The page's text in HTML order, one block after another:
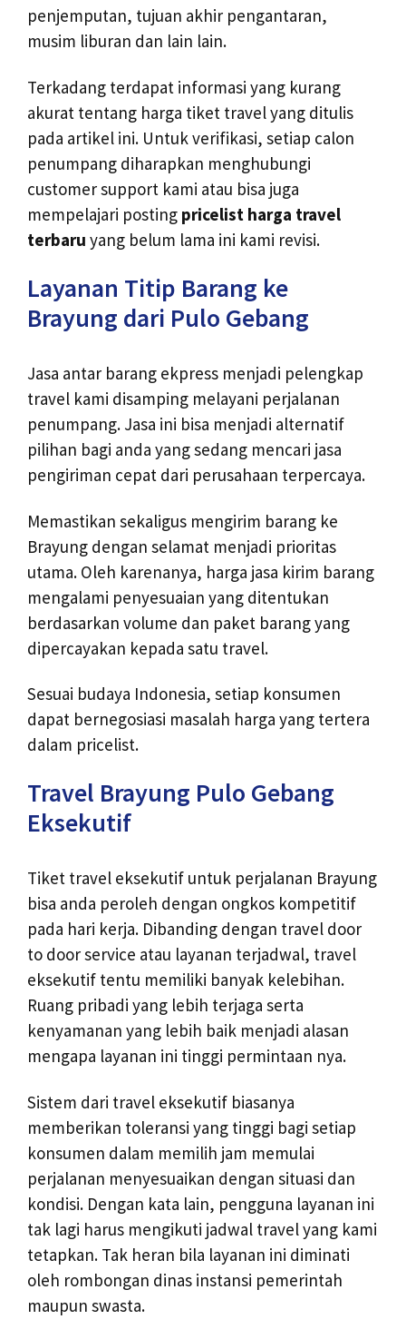
penjemputan, tujuan akhir pengantaran,
musim liburan dan lain lain.
Terkadang terdapat informasi yang kurang
akurat tentang harga tiket travel yang ditulis
pada artikel ini. Untuk verifikasi, setiap calon
penumpang diharapkan menghubungi
customer support kami atau bisa juga
mempelajari posting pricelist harga travel
terbaru yang belum lama ini kami revisi.
Layanan Titip Barang ke
Brayung dari Pulo Gebang
Jasa antar barang ekpress menjadi pelengkap
travel kami disamping melayani perjalanan
penumpang. Jasa ini bisa menjadi alternatif
pilihan bagi anda yang sedang mencari jasa
pengiriman cepat dari perusahaan terpercaya.
Memastikan sekaligus mengirim barang ke
Brayung dengan selamat menjadi prioritas
utama. Oleh karenanya, harga jasa kirim barang
mengalami penyesuaian yang ditentukan
berdasarkan volume dan paket barang yang
dipercayakan kepada satu travel.
Sesuai budaya Indonesia, setiap konsumen
dapat bernegosiasi masalah harga yang tertera
dalam pricelist.
Travel Brayung Pulo Gebang
Eksekutif
Tiket travel eksekutif untuk perjalanan Brayung
bisa anda peroleh dengan ongkos kompetitif
pada hari kerja. Dibanding dengan travel door
to door service atau layanan terjadwal, travel
eksekutif tentu memiliki banyak kelebihan.
Ruang pribadi yang lebih terjaga serta
kenyamanan yang lebih baik menjadi alasan
mengapa layanan ini tinggi permintaan nya.
Sistem dari travel eksekutif biasanya
memberikan toleransi yang tinggi bagi setiap
konsumen dalam memilih jam memulai
perjalanan menyesuaikan dengan situasi dan
kondisi. Dengan kata lain, pengguna layanan ini
tak lagi harus mengikuti jadwal travel yang kami
tetapkan. Tak heran bila layanan ini diminati
oleh rombongan dinas instansi pemerintah
maupun swasta.